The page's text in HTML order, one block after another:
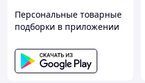
Персональные товарные
подборки в приложении